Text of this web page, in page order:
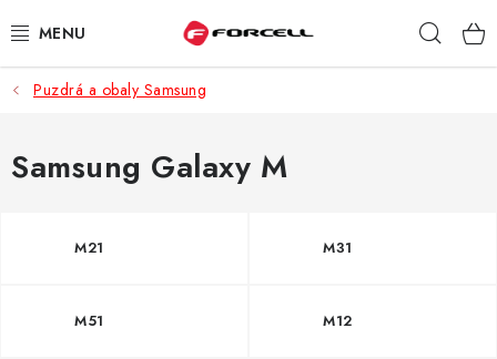
na
PUZDRÁ A OBALY
TVRDENÉ SKLÁ
DRŽIAKY NA MOBIL
Puzdrá a obaly Samsung
Samsung Galaxy M
M21 M31
M51 M12